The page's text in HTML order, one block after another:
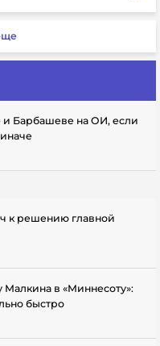
и Барбашеве на ОИ, если
к решению главной
в «Миннесоту»:
быстро